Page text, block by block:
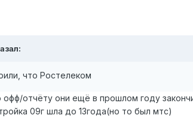
что Ростелеком
отчёту они ещё в прошлом году
09г шла до 13года(но то был мтс)